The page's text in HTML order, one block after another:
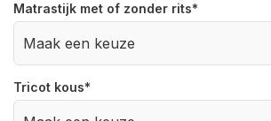
Matrastijk met of zonder rits*
Tricot kous*